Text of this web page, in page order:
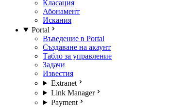
Класация
Абонамент
Искания
Portal
Въведение в Portal
Създаване на акаунт
Табло за управление
Задачи
Известия
Extranet
Link Manager
Payment